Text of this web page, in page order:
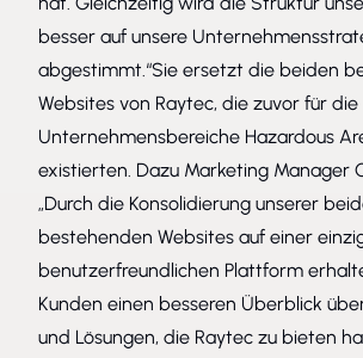
besser auf unsere
abgestimmt.“Sie ersetzt die beiden
Websites von Raytec, die zuvor für die
Unternehmensbereiche Hazardous
existierten. Dazu Marketing Manager
„Durch die Konsolidierung unserer
bestehenden Websites auf einer
benutzerfreundlichen Plattform
Kunden einen besseren Überblick
und Lösungen, die Raytec zu bieten